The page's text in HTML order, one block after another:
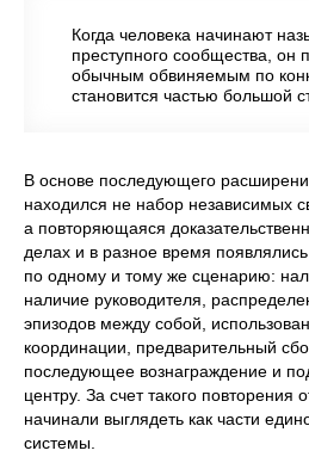
Когда человека начинают
преступного сообщества, он
обычным обвиняемым по
становится частью большой
В основе последующего
находился не набор независимых
а повторяющаяся
делах и в разное время
по одному и тому же сценарию:
наличие руководителя,
эпизодов между собой,
координации, предварительный
последующее вознаграждение и
центру. За счет такого повторения
начинали выглядеть как части
системы.